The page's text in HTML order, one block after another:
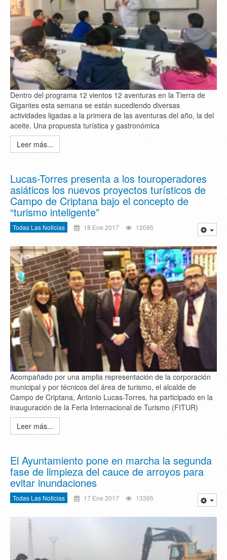
Dentro del programa 12 vientos 12 aventuras en la Tierra de
Gigantes esta semana se están sucediendo diversas
actividades ligadas a la primera de las aventuras del año, la del
aceite. Una propuesta turística y gastronómica
Leer más...
Lucas-Torres presenta a los touroperadores
asiáticos los nuevos proyectos turísticos de
Campo de Criptana bajo el concepto de
“turismo inteligente”
Todas Las Noticias 18 Ene 2017 12095
Acompañado por una amplia representación de la corporación
municipal y por técnicos del área de turismo, el alcalde de
Campo de Criptana, Antonio Lucas-Torres, ha participado en la
inauguración de la Feria Internacional de Turismo (FITUR)
Leer más...
El Ayuntamiento pone en marcha la segunda
fase de limpieza del cauce de arroyos para
evitar inundaciones
Todas Las Noticias 17 Ene 2017 13395